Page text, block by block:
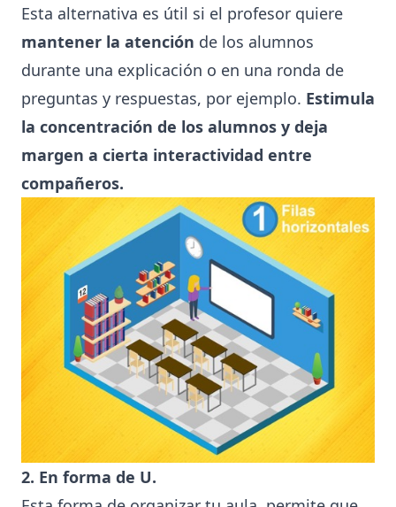
Esta alternativa es útil si el profesor quiere
mantener la atención de los alumnos
durante una explicación o en una ronda de
preguntas y respuestas, por ejemplo. Estimula
la concentración de los alumnos y deja
margen a cierta interactividad entre
compañeros.
2. En forma de U.